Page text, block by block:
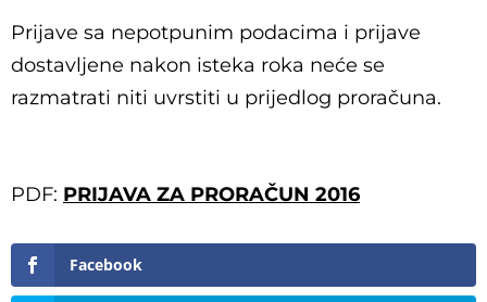
Prijave sa nepotpunim podacima i prijave
dostavljene nakon isteka roka neće se
razmatrati niti uvrstiti u prijedlog proračuna.
PDF: PRIJAVA ZA PRORAČUN 2016
Facebook